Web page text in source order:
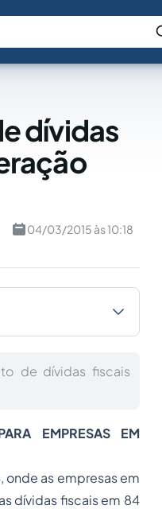
com a IA Buscar no Jus
dívidas
04/03/2015 às 10:18
de dívidas fiscais
EMPRESAS EM
onde as empresas em
dívidas fiscais em 84